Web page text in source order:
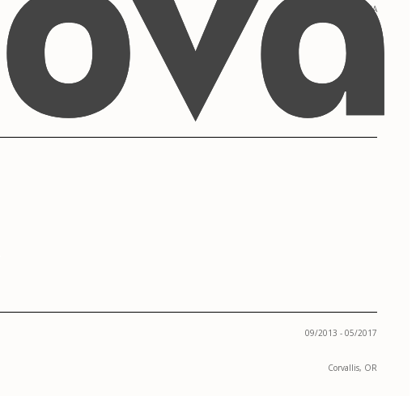
Sacramento, CA
09/2013 - 05/2017
Corvallis, OR